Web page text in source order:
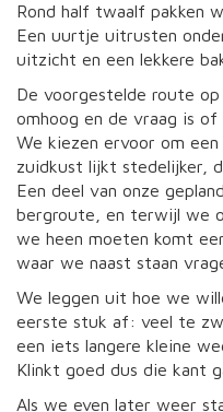
Rond half twaalf pakken
Een uurtje uitrusten
uitzicht en een lekkere
De voorgestelde route
omhoog en de vraag is of
We kiezen ervoor om
zuidkust lijkt stedelijker,
Een deel van onze
bergroute, en terwijl we
we heen moeten komt
waar we naast staan
We leggen uit hoe we
eerste stuk af: veel te
een iets langere kleine
Klinkt goed dus die kant
Als we even later weer